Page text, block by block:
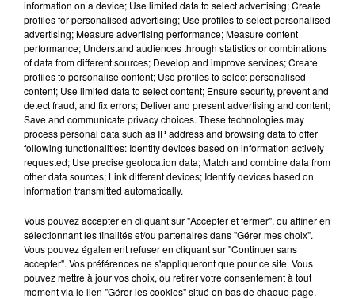
Mans !
Alouette vous invite à
Futuroscope Xperiences !
Le Duel - Gagnez votre balade
information on a device; Use limited data to select advertising; Create
profiles for personalised advertising; Use profiles to select personalised
advertising; Measure advertising performance; Measure content
performance; Understand audiences through statistics or combinations
of data from different sources; Develop and improve services; Create
profiles to personalise content; Use profiles to select personalised
content; Use limited data to select content; Ensure security, prevent and
detect fraud, and fix errors; Deliver and present advertising and content;
Save and communicate privacy choices. These technologies may
process personal data such as IP address and browsing data to offer
following functionalities: Identify devices based on information actively
requested; Use precise geolocation data; Match and combine data from
other data sources; Link different devices; Identify devices based on
information transmitted automatically.
Vous pouvez accepter en cliquant sur "Accepter et fermer", ou affiner en
sélectionnant les finalités et/ou partenaires dans "Gérer mes choix".
Vous pouvez également refuser en cliquant sur "Continuer sans
accepter". Vos préférences ne s'appliqueront que pour ce site. Vous
pouvez mettre à jour vos choix, ou retirer votre consentement à tout
moment via le lien "Gérer les cookies" situé en bas de chaque page.